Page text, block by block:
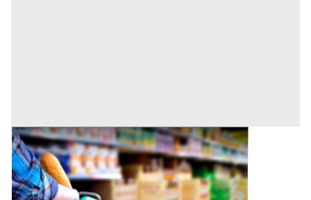
Negozio all'asta a Forte dei Marmi
Forte dei Marmi (Lucca)
Offerta minima
283.800 € 378.400 €